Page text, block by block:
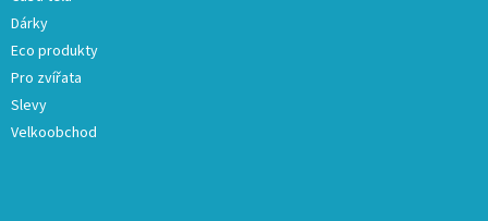
Dárky
Eco produkty
Pro zvířata
Slevy
Velkoobchod